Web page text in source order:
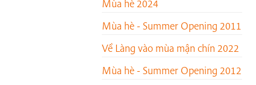
Mùa hè 2024
Mùa hè - Summer Opening 2011
Về Làng vào mùa mận chín 2022
Mùa hè - Summer Opening 2012